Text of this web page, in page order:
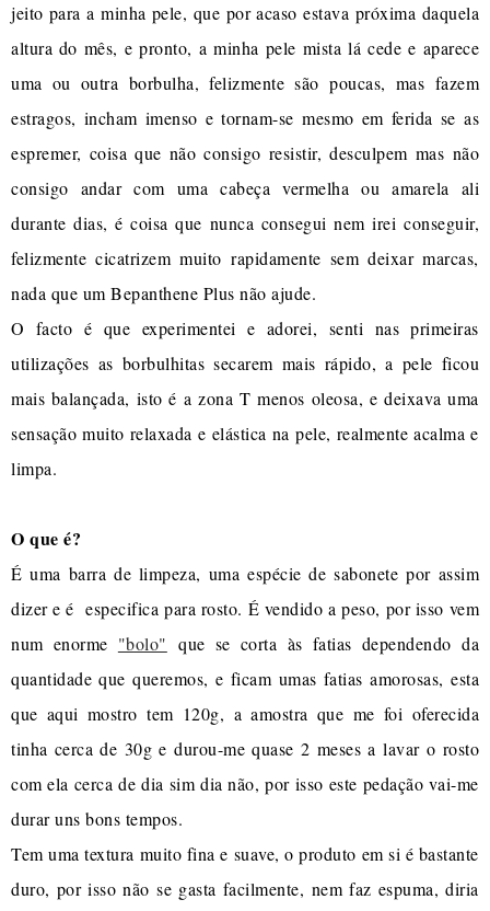
jeito para a minha pele, que por acaso estava próxima daquela
altura do mês, e pronto, a minha pele mista lá cede e aparece
uma ou outra borbulha, felizmente são poucas, mas fazem
estragos, incham imenso e tornam-se mesmo em ferida se as
espremer, coisa que não consigo resistir, desculpem mas não
consigo andar com uma cabeça vermelha ou amarela ali
durante dias, é coisa que nunca consegui nem irei conseguir,
felizmente cicatrizem muito rapidamente sem deixar marcas,
nada que um Bepanthene Plus não ajude.
O facto é que experimentei e adorei, senti nas primeiras
utilizações as borbulhitas secarem mais rápido, a pele ficou
mais balançada, isto é a zona T menos oleosa, e deixava uma
sensação muito relaxada e elástica na pele, realmente acalma e
limpa.
O que é?
É uma barra de limpeza, uma espécie de sabonete por assim
dizer e é especifica para rosto. É vendido a peso, por isso vem
num enorme "bolo" que se corta às fatias dependendo da
quantidade que queremos, e ficam umas fatias amorosas, esta
que aqui mostro tem 120g, a amostra que me foi oferecida
tinha cerca de 30g e durou-me quase 2 meses a lavar o rosto
com ela cerca de dia sim dia não, por isso este pedação vai-me
durar uns bons tempos.
Tem uma textura muito fina e suave, o produto em si é bastante
duro, por isso não se gasta facilmente, nem faz espuma, diria